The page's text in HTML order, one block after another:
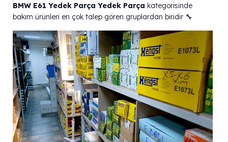
BMW E61 Yedek Parça Yedek Parça kategorisinde
bakım ürünleri en çok talep gören gruplardan biridir 🔧